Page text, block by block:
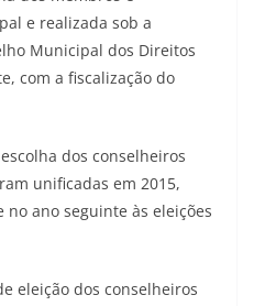
e realizada sob a
Municipal dos Direitos
com a fiscalização do
dos conselheiros
unificadas em 2015,
ano seguinte às eleições
eleição dos conselheiros